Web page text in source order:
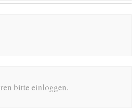
bitte einloggen.